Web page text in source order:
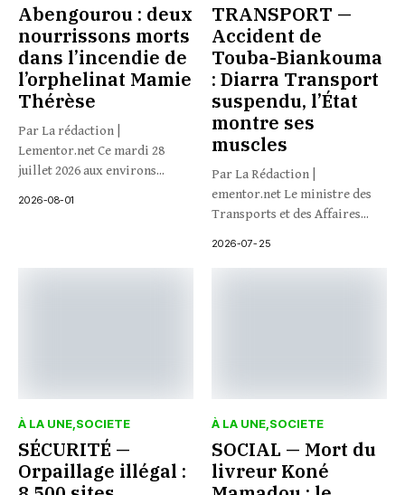
Abengourou : deux
nourrissons morts
dans l’incendie de
l’orphelinat Mamie
Thérèse
Par La rédaction |
Lementor.net Ce mardi 28
juillet 2026 aux environs...
2026-08-01
TRANSPORT —
Accident de
Touba-Biankouma
: Diarra Transport
suspendu, l’État
montre ses
muscles
Par La Rédaction |
ementor.net Le ministre des
Transports et des Affaires...
2026-07-25
À LA UNE SOCIETE
SÉCURITÉ —
Orpaillage illégal :
À LA UNE SOCIETE
SOCIAL — Mort du
livreur Koné